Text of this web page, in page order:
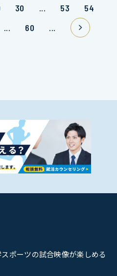
30 ... 53
54
... 60 ...
ポーツの試合映像が楽しめる